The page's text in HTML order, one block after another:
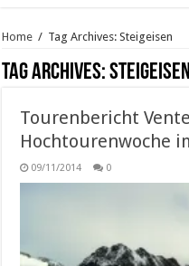
Home / Tag Archives: Steigeisen
Tag Archives:Steigeisen
Tourenbericht
Hochtourenwoche
09/11/2014 0